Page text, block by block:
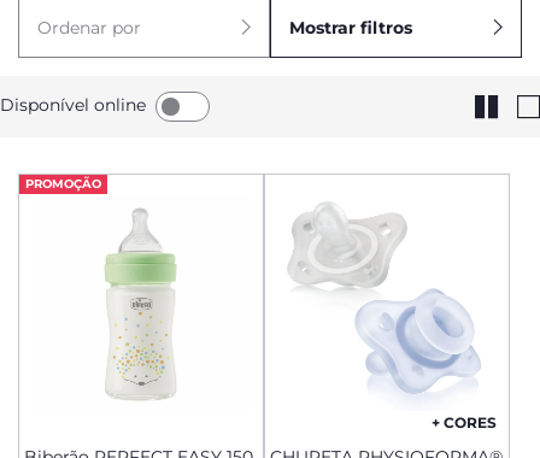
Ordenar por Mostrar filtros
Disponível online
PROMOÇÃO
+ CORES